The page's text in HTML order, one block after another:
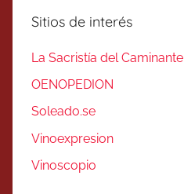
Sitios de interés
La Sacristía del Caminante
OENOPEDION
Soleado.se
Vinoexpresion
Vinoscopio